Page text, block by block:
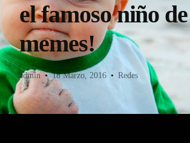
el famoso niño
memes!
admin 18 Marzo, 2016 Redes